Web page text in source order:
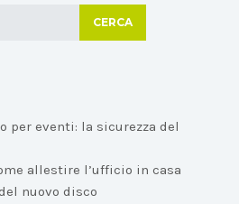
CERCA
per eventi: la sicurezza del
allestire l’ufficio in casa
nuovo disco